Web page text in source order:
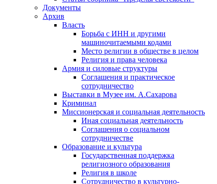
Документы
Архив
Власть
Борьба с ИНН и другими
машиночитаемыми кодами
Место религии в обществе в целом
Религия и права человека
Армия и силовые структуры
Соглашения и практическое
сотрудничество
Выставки в Музее им. А.Сахарова
Криминал
Миссионерская и социальная деятельность
Иная социальная деятельность
Соглашения о социальном
сотрудничестве
Образование и культура
Государственная поддержка
религиозного образования
Религия в школе
Сотрудничество в культурно-